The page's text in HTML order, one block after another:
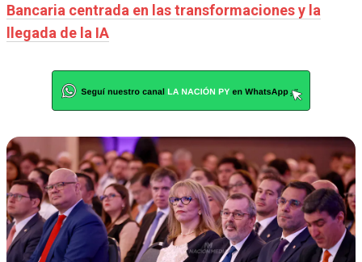
Bancaria centrada en las transformaciones y la
llegada de la IA